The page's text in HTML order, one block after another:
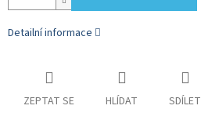
Detailní informace
ZEPTAT SE HLÍDAT SDÍLET